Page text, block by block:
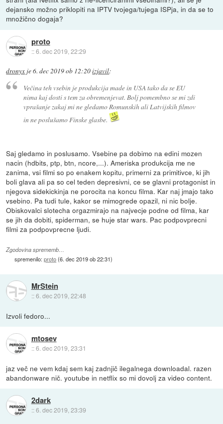
dejansko možno priklopiti na IPTV tvojega/tujega ISPja, in da se to
množično dogaja?
proto
::6. dec 2019, 22:29
dronyx je6. dec 2019 ob 12:20izjavil:
Večina teh vsebin je produkcija made in USA tako da se EU
nima kaj dosti s tem za obremenjevat. Bolj pomembno se mi zdi
vprašanje zakaj mi ne gledamo Romunskih ali Latvijskih filmov
in ne poslušamo Finske glasbe.
Saj gledamo in poslusamo. Vsebine pa dobimo na edini mozen
nacin (hdbits, ptp, btn, ncore,...). Ameriska produkcija me ne
zanima, vsi filmi so po enakem kopitu, primerni za primitivce, ki jih
boli glava ali pa so cel teden depresivni, ce se glavni protagonist in
njegova sidekickinja ne porocita na koncu filma. Kar naj jmajo tako
vsebino. Pa tudi tule, kakor se mimogrede opazil, ni nic bolje.
Obiskovalci slotecha orgazmirajo na najvecje podne od filma, kar
se jih da dobiti, spiderman, se huje star wars. Pac podpovprecni
filmi za podpovprecne ljudi.
Zgodovina sprememb…
spremenilo:proto(6. dec 2019 ob 22:31)
MrStein
::6. dec 2019, 22:48
Izvoli fedoro...
mtosev
::6. dec 2019, 23:31
jaz več ne vem kdaj sem kaj zadnjič ilegalnega downloadal. razen
abandonware nič. youtube in netflix so mi dovolj za video content.
2dark
::6. dec 2019, 23:39